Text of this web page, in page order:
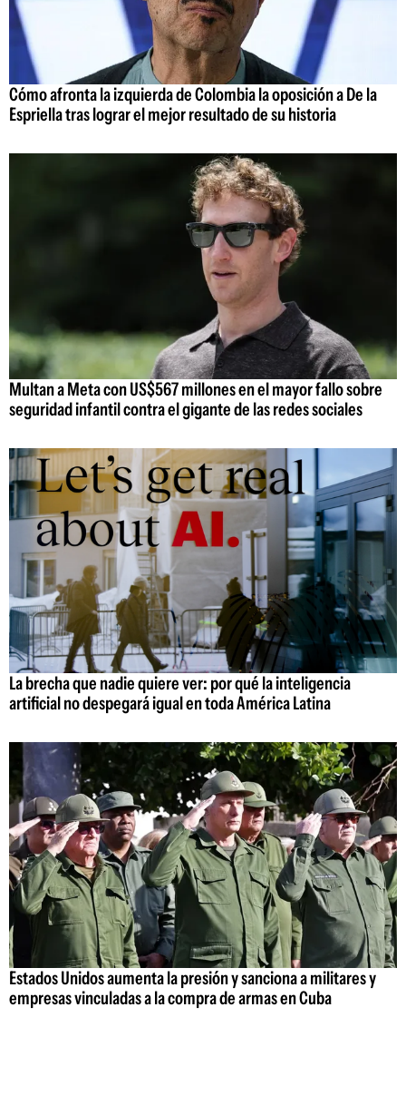
Cómo afronta la izquierda de Colombia la oposición a De la
Espriella tras lograr el mejor resultado de su historia
Multan a Meta con US$567 millones en el mayor fallo sobre
seguridad infantil contra el gigante de las redes sociales
La brecha que nadie quiere ver: por qué la inteligencia
artificial no despegará igual en toda América Latina
Estados Unidos aumenta la presión y sanciona a militares y
empresas vinculadas a la compra de armas en Cuba